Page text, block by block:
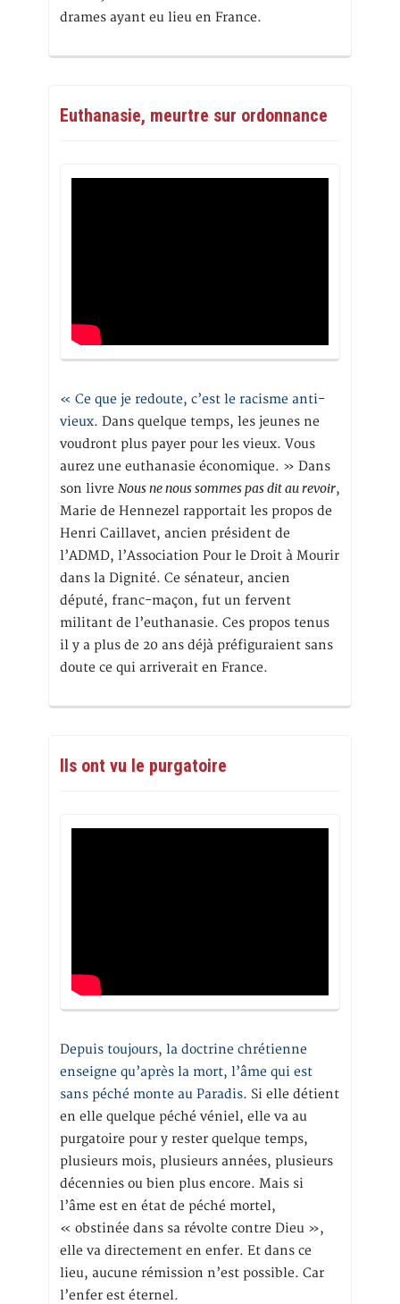
drames ayant eu lieu en France.
Euthanasie, meurtre sur ordonnance
« Ce que je redoute, c’est le racisme anti-
vieux. Dans quelque temps, les jeunes ne
voudront plus payer pour les vieux. Vous
aurez une euthanasie économique. » Dans
son livre Nous ne nous sommes pas dit au revoir,
Marie de Hennezel rapportait les propos de
Henri Caillavet, ancien président de
l’ADMD, l’Association Pour le Droit à Mourir
dans la Dignité. Ce sénateur, ancien
député, franc-maçon, fut un fervent
militant de l’euthanasie. Ces propos tenus
il y a plus de 20 ans déjà préfiguraient sans
doute ce qui arriverait en France.
Ils ont vu le purgatoire
Depuis toujours, la doctrine chrétienne
enseigne qu’après la mort, l’âme qui est
sans péché monte au Paradis. Si elle détient
en elle quelque péché véniel, elle va au
purgatoire pour y rester quelque temps,
plusieurs mois, plusieurs années, plusieurs
décennies ou bien plus encore. Mais si
l’âme est en état de péché mortel,
« obstinée dans sa révolte contre Dieu »,
elle va directement en enfer. Et dans ce
lieu, aucune rémission n’est possible. Car
l’enfer est éternel.